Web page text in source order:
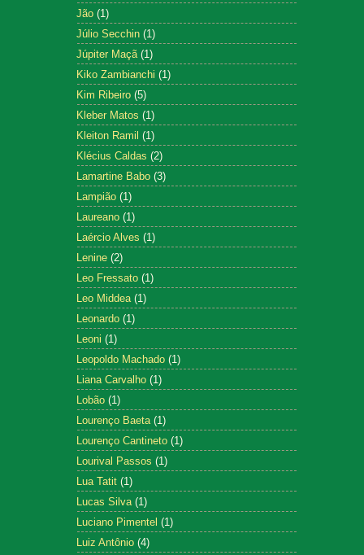
Jão (1)
Júlio Secchin (1)
Júpiter Maçã (1)
Kiko Zambianchi (1)
Kim Ribeiro (5)
Kleber Matos (1)
Kleiton Ramil (1)
Klécius Caldas (2)
Lamartine Babo (3)
Lampião (1)
Laureano (1)
Laércio Alves (1)
Lenine (2)
Leo Fressato (1)
Leo Middea (1)
Leonardo (1)
Leoni (1)
Leopoldo Machado (1)
Liana Carvalho (1)
Lobão (1)
Lourenço Baeta (1)
Lourenço Cantineto (1)
Lourival Passos (1)
Lua Tatit (1)
Lucas Silva (1)
Luciano Pimentel (1)
Luiz Antônio (4)